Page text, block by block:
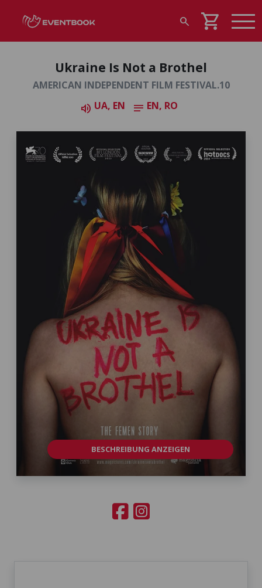
search shopping_cart
Ukraine Is Not a Brothel
AMERICAN INDEPENDENT FILM FESTIVAL.10
volume_up UA, EN notes EN, RO
BESCHREIBUNG ANZEIGEN